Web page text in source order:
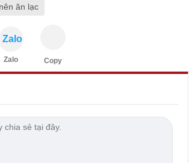
ăn lạc
Zalo
Zalo Copy